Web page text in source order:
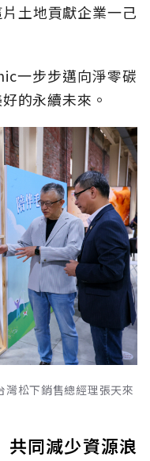
土地貢獻企業一己
一步步邁向淨零碳
的永續未來。
灣松下銷售總經理張天來
同減少資源浪